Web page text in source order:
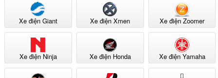
Xe điện Giant Xe điện Xmen Xe điện Zoomer
Xe điện Ninja Xe điện Honda Xe điện Yamaha